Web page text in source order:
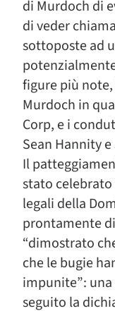
di Murdoch di
di veder
sottoposte ad
figure più
Murdoch in
Corp, e i
Sean Hannity
Il
stato
legali della
prontamente
“dimostrato
che le bugie
impunite”:
seguito la